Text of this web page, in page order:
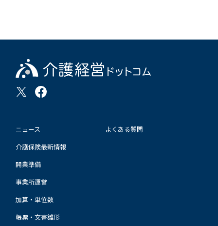
ニュース
介護保険最新情報
開業準備
事業所運営
加算・単位数
帳票・文書雛形
よくある質問